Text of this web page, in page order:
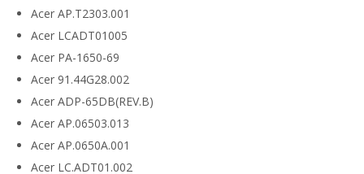
Acer AP.T2303.001
Acer LCADT01005
Acer PA-1650-69
Acer 91.44G28.002
Acer ADP-65DB(REV.B)
Acer AP.06503.013
Acer AP.0650A.001
Acer LC.ADT01.002